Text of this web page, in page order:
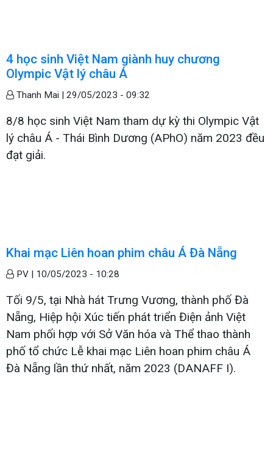
4 học sinh Việt Nam giành huy chương
Olympic Vật lý châu Á
Thanh Mai | 29/05/2023 - 09:32
8/8 học sinh Việt Nam tham dự kỳ thi Olympic Vật
lý châu Á - Thái Bình Dương (APhO) năm 2023 đều
đạt giải.
Khai mạc Liên hoan phim châu Á Đà Nẵng
PV | 10/05/2023 - 10:28
Tối 9/5, tại Nhà hát Trưng Vương, thành phố Đà
Nẵng, Hiệp hội Xúc tiến phát triển Điện ảnh Việt
Nam phối hợp với Sở Văn hóa và Thể thao thành
phố tổ chức Lễ khai mạc Liên hoan phim châu Á
Đà Nẵng lần thứ nhất, năm 2023 (DANAFF I).